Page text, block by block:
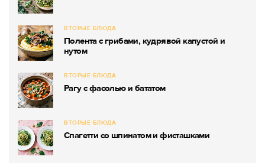
ВТОРЫЕ БЛЮДА
Полента с грибами, кудрявой капустой и
нутом
ВТОРЫЕ БЛЮДА
Рагу с фасолью и бататом
ВТОРЫЕ БЛЮДА
Спагетти со шпинатом и фисташками